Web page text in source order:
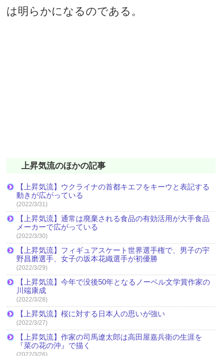
は明らかになるのである。
上昇気流のほかの記事
【上昇気流】ウクライナの首都キエフをキーウと表記する
動きが広がっている
(2022/3/31)
【上昇気流】通常は廃棄される食品の有効活用が大手食品
メーカーで広がっている
(2022/3/30)
【上昇気流】フィギュアスケート世界選手権で、男子の宇
野昌磨選手、女子の坂本花織選手が初優勝
(2022/3/29)
【上昇気流】今年で没後50年となるノーベル文学賞作家の
川端康成
(2022/3/28)
【上昇気流】桜に対する日本人の思いが強い
(2022/3/27)
【上昇気流】作家の司馬遼太郎は高田屋嘉兵衛の生涯を
『菜の花の沖』で描く
(2022/3/26)